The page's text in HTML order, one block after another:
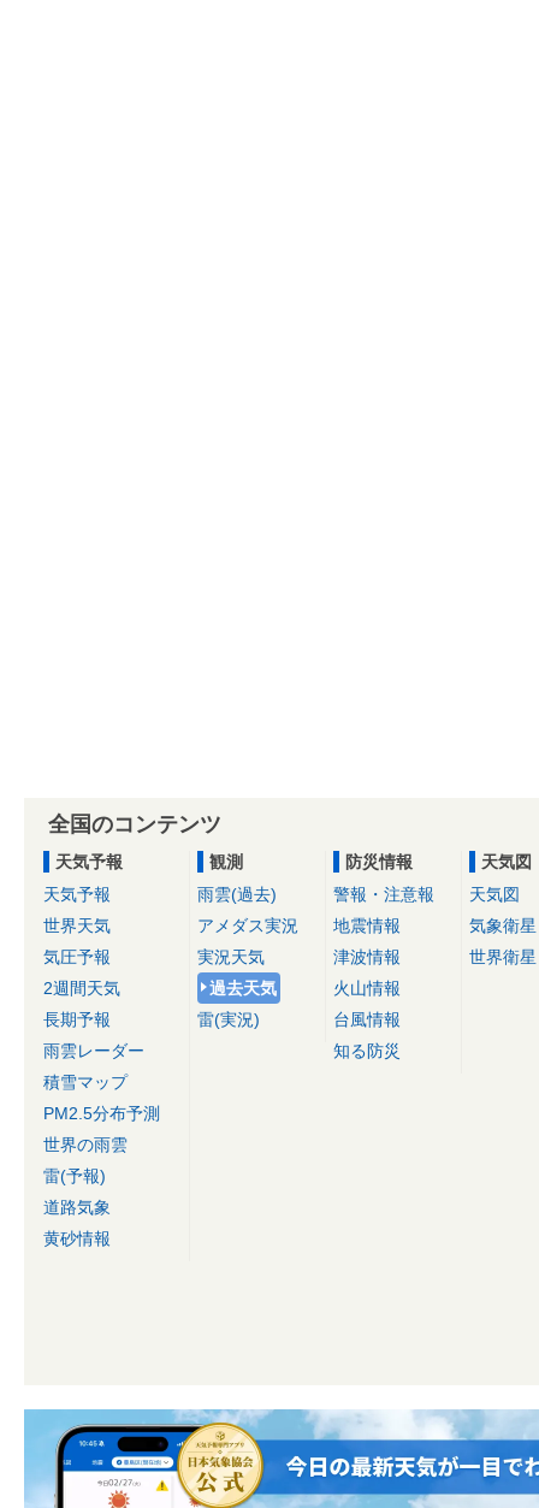
全国のコンテンツ
天気予報
天気予報
世界天気
気圧予報
2週間天気
長期予報
雨雲レーダー
積雪マップ
PM2.5分布予測
世界の雨雲
雷(予報)
道路気象
黄砂情報
観測
雨雲(過去)
アメダス実況
実況天気
過去天気
雷(実況)
防災情報
警報・注意報
地震情報
津波情報
火山情報
台風情報
知る防災
天気図
天気図
気象衛星
世界衛星